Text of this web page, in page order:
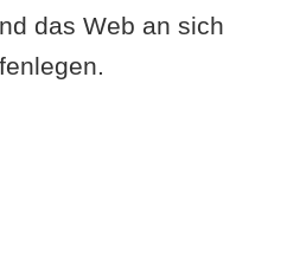
das Web an sich